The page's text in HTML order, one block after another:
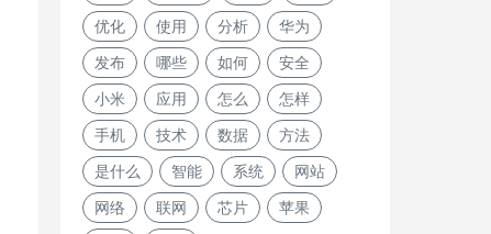
优化 使用 分析 华为
发布 哪些 如何 安全
小米 应用 怎么 怎样
手机 技术 数据 方法
是什么 智能 系统 网站
网络 联网 芯片 苹果